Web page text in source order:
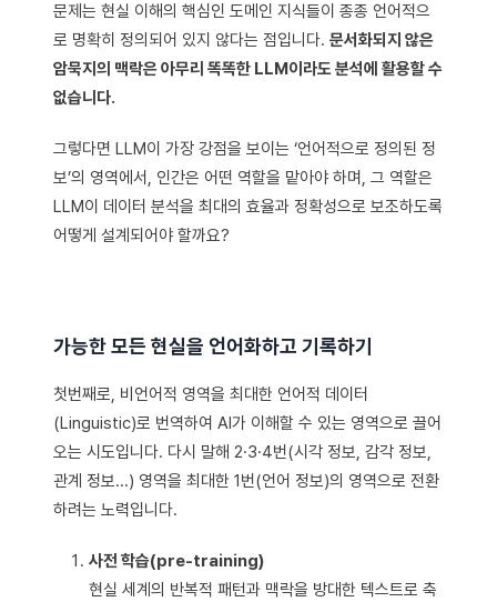
문제는 현실 이해의 핵심인 도메인 지식들이 종종 언어적으
로 명확히 정의되어 있지 않다는 점입니다. 문서화되지 않은
암묵지의 맥락은 아무리 똑똑한 LLM이라도 분석에 활용할 수
없습니다.
그렇다면 LLM이 가장 강점을 보이는 ‘언어적으로 정의된 정
보’의 영역에서, 인간은 어떤 역할을 맡아야 하며, 그 역할은
LLM이 데이터 분석을 최대의 효율과 정확성으로 보조하도록
어떻게 설계되어야 할까요?
가능한 모든 현실을 언어화하고 기록하기
첫번째로, 비언어적 영역을 최대한 언어적 데이터
(Linguistic)로 번역하여 AI가 이해할 수 있는 영역으로 끌어
오는 시도입니다. 다시 말해 2·3·4번(시각 정보, 감각 정보,
관계 정보...) 영역을 최대한 1번(언어 정보)의 영역으로 전환
하려는 노력입니다.
사전 학습(pre-training)
현실 세계의 반복적 패턴과 맥락을 방대한 텍스트로 축